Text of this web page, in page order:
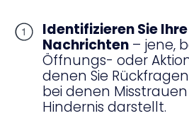
Identifizieren Sie
Nachrichten – jene,
Öffnungs- oder
denen Sie
bei denen
Hindernis darstellt.